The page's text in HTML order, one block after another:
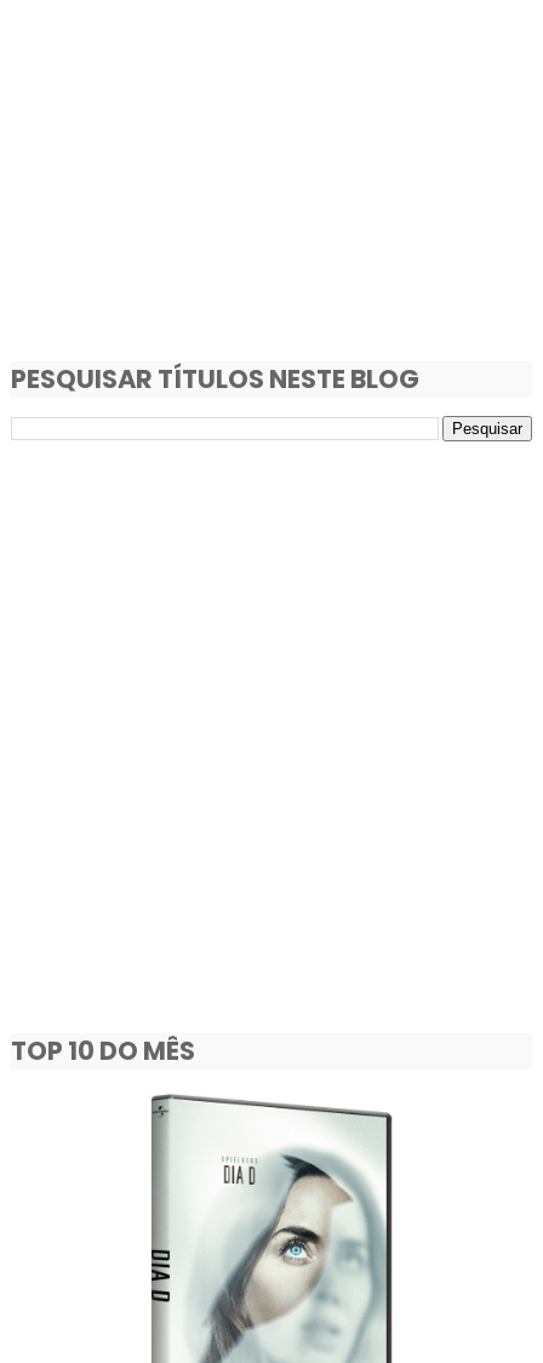
PESQUISAR TÍTULOS NESTE BLOG
TOP 10 DO MÊS